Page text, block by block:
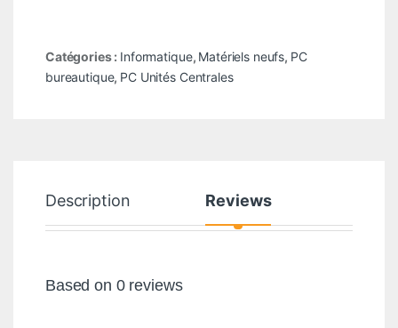
Catégories : Informatique, Matériels neufs, PC
bureautique, PC Unités Centrales
Description Reviews
Based on 0 reviews